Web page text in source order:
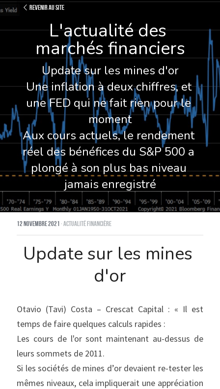
Revenir au site
L'actualité des
marchés financiers
Update sur les mines d'or
Une inflation à deux chiffres, et
une FED qui ne fait rien pour le
moment
Aux cours actuels, le rendement
réel des bénéfices du S&P 500 a
plongé à son plus bas niveau
jamais enregistré
12 novembre 2021·Actualité financière
Update sur les mines
d'or
Otavio (Tavi) Costa – Crescat Capital : « Il est
temps de faire quelques calculs rapides :
Les cours de l'or sont maintenant au-dessus de
leurs sommets de 2011.
Si les sociétés de mines d’or devaient re-tester les
mêmes niveaux, cela impliquerait une appréciation